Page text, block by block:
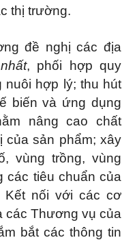
thị trường.
đề nghị các địa
, phối hợp quy
nuôi hợp lý; thu hút
biến và ứng dụng
nâng cao chất
của sản phẩm; xây
vùng trồng, vùng
các tiêu chuẩn của
Kết nối với các cơ
các Thương vụ của
bắt các thông tin